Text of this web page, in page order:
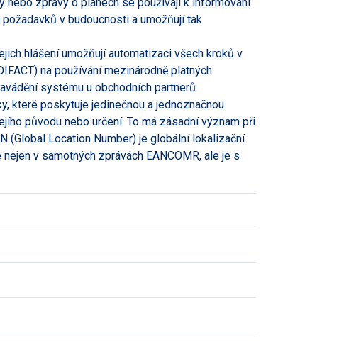
v budoucnosti a umožňují tak
hlášení umožňují automatizaci všech kroků v
na používání mezinárodně platných
systému u obchodních partnerů.
které poskytuje jedinečnou a jednoznačnou
původu nebo určení. To má zásadní význam při
(Global Location Number) je globální lokalizační
v samotných zprávách EANCOMR, ale je s